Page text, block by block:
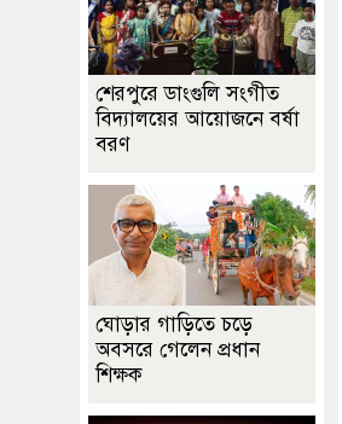
শেরপুরে ডাংগুলি সংগীত
বিদ্যালয়ের আয়োজনে বর্ষা
বরণ
ঘোড়ার গাড়িতে চড়ে
অবসরে গেলেন প্রধান
শিক্ষক